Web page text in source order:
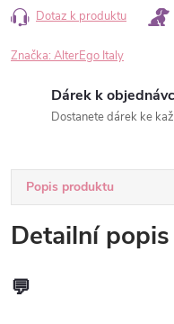
Dotaz k produktu
Značka: AlterEgo Italy
Dárek k
Dostanete dárek ke
Popis produktu
Detailní
💬